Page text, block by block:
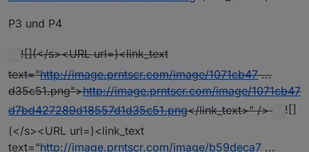
P3 und P4
![](</s><URL url=)<link_text
text="http://image.prntscr.com/image/1071cb47...
d35c51.png">http://image.prntscr.com/image/1071cb47
d7bd427289d18557d1d35c51.png</link_text>" />
![]
(</s><URL url=)<link_text
text="http://image.prntscr.com/image/b59deca7 ...